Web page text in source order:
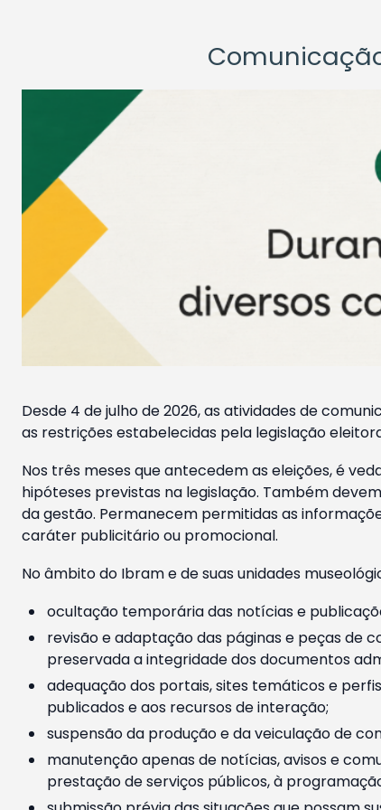
Desde 4 de julho de 2026, as atividades de
as restrições estabelecidas pela legislação
Nos três meses que antecedem as eleições, é
hipóteses previstas na legislação. Também
da gestão. Permanecem permitidas as
caráter publicitário ou promocional.
No âmbito do Ibram e de suas unidades
ocultação temporária das notícias e
revisão e adaptação das páginas e peças de
preservada a integridade dos documentos
adequação dos portais, sites temáticos e
publicados e aos recursos de interação;
suspensão da produção e da veiculação de
manutenção apenas de notícias, avisos e
prestação de serviços públicos, à